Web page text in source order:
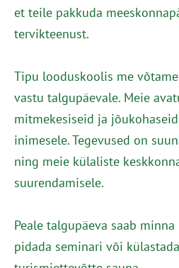
et teile pakkuda
tervikteenust.
Tipu looduskoolis me
vastu talgupäevale. Meie
mitmekesiseid ja
inimesele. Tegevused on
ning meie külaliste
suurendamisele.
Peale talgupäeva saab
pidada seminari või